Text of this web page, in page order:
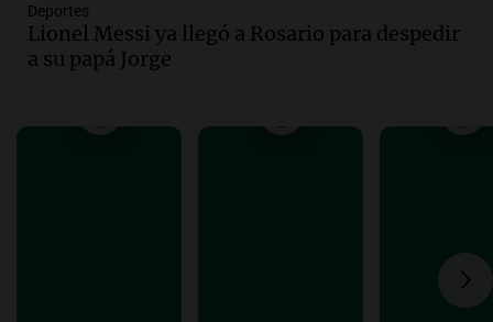
Audio.Trágico accidente en Mendoza:
un muerto y varios heridos tras caída de
vehículos desde un puente
Episodios
Deportes
Lionel Messi ya llegó a Rosario para despedir
a su papá Jorge